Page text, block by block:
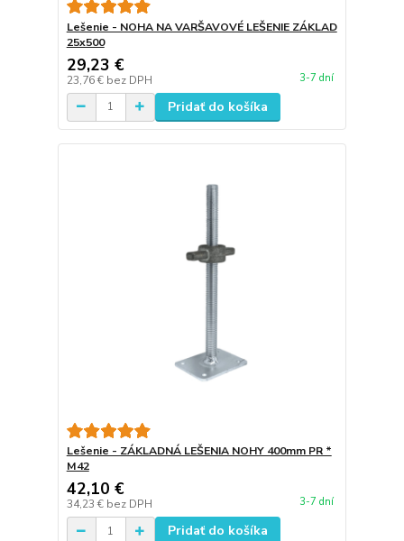
Lešenie - NOHA NA VARŠAVOVÉ LEŠENIE ZÁKLAD
25x500
29,23 €
23,76 € bez DPH 3-7 dní
Pridať do košíka
Lešenie - ZÁKLADNÁ LEŠENIA NOHY 400mm PR *
M42
42,10 €
34,23 € bez DPH 3-7 dní
Pridať do košíka